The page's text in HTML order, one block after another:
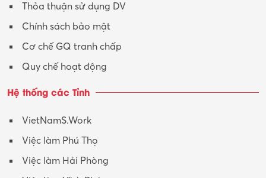
Y tế-Dược
Thỏa thuận sử dụng DV
Chính sách bảo mật
Cơ chế GQ tranh chấp
Quy chế hoạt động
Hệ thống các Tỉnh
VietNamS.Work
Việc làm Phú Thọ
Việc làm Hải Phòng